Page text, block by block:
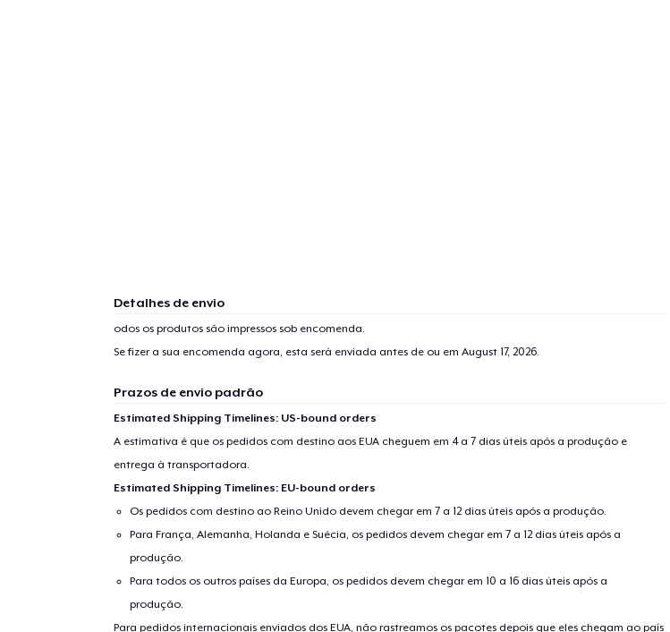
Detalhes de envio
odos os produtos são impressos sob encomenda.
Se fizer a sua encomenda agora, esta será enviada antes de ou em August 17, 2026.
Prazos de envio padrão
Estimated Shipping Timelines: US-bound orders
A estimativa é que os pedidos com destino aos EUA cheguem em 4 a 7 dias úteis após a produção e
entrega à transportadora.
Estimated Shipping Timelines: EU-bound orders
Os pedidos com destino ao Reino Unido devem chegar em 7 a 12 dias úteis após a produção.
Para França, Alemanha, Holanda e Suécia, os pedidos devem chegar em 7 a 12 dias úteis após a
produção.
Para todos os outros países da Europa, os pedidos devem chegar em 10 a 16 dias úteis após a
produção.
Para pedidos internacionais enviados dos EUA, não rastreamos os pacotes depois que eles chegam ao país